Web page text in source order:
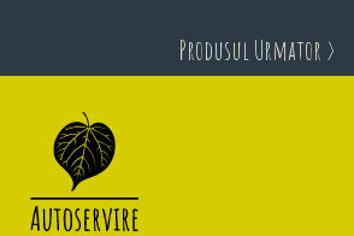
Produsul Urmator >